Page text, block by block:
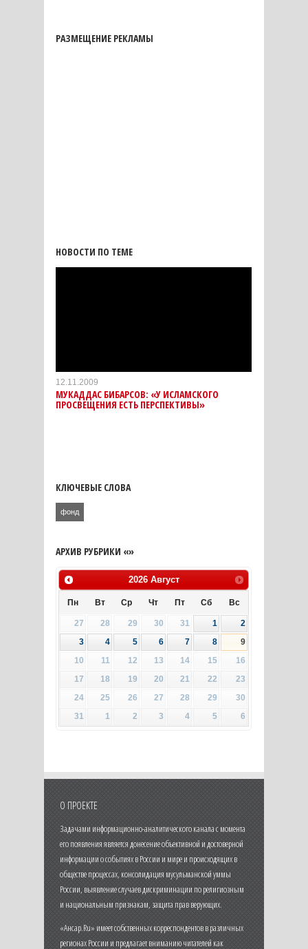
РАЗМЕЩЕНИЕ РЕКЛАМЫ
НОВОСТИ ПО ТЕМЕ
12.11.2009
МУКАДДАС БИБАРСОВ: «У ИСЛАМСКОГО
ПРОСВЕЩЕНИЯ ЕСТЬ ПЕРСПЕКТИВЫ»
КЛЮЧЕВЫЕ СЛОВА
фонд
АРХИВ РУБРИКИ «»
2026 Август
Пн Вт Ср Чт Пт Сб Вс
27 28 29 30 31 1
2
3
4 5 6 7 8
9
10
11 12 13 14 15
16
17
18 19 20 21 22
23
24
25 26 27 28 29
30
31
1 2 3 4 5 6
О ПРОЕКТЕ
Задачами информационно-аналитического канала с момента
его появления является донесение объективной и достоверной
информации о событиях в России и мире и происходящих в
обществе процессах, консолидация мусульманской уммы
России, выявление случаев дискриминации по религиозным
и национальным признакам, защита прав верующих.
«Ансар.Ru» имеет собственных корреспондентов в различных
регионах России и предлагает вниманию читателей как